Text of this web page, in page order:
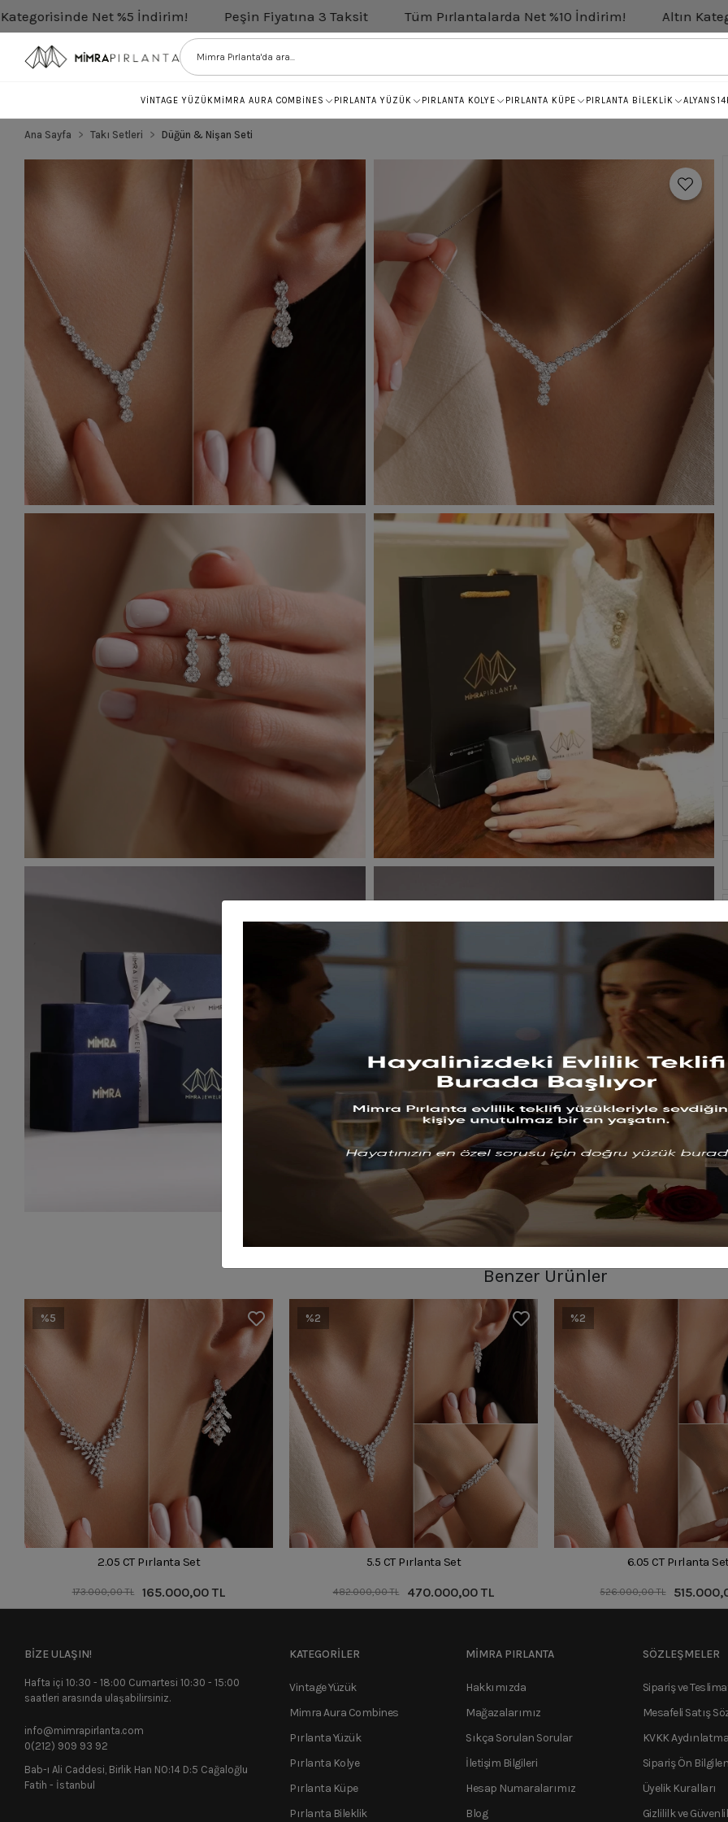
Net %5 İndirim! Peşin Fiyatına 3 Taksit Tüm Pırlantalarda Net %10 İndirim! Altın Kategorisinde
VİNTAGE YÜZÜK MİMRA AURA COMBİNES PIRLANTA YÜZÜK PIRLANTA KOLYE PIRLANTA KÜPE PIRLANTA BİLEKLİK ALYANS
Ana Sayfa Takı Setleri Düğün & Nişan Seti
Benzer Ürünler
%5
2.05 CT Pırlanta Set
173.000,00 TL 165.000,00 TL
%2
5.5 CT Pırlanta Set
482.000,00 TL 470.000,00 TL
%2
6.05 CT Pırlanta
526.000,00 TL
BİZE ULAŞIN!
Hafta içi 10:30 - 18:00 Cumartesi 10:30 - 15:00
saatleri arasında ulaşabilirsiniz.
info@mimrapirlanta.com
0(212) 909 93 92
Bab-ı Ali Caddesi, Birlik Han NO:14 D:5 Cağaloğlu
Fatih - İstanbul
KATEGORİLER
Vintage Yüzük
Mimra Aura Combines
Pırlanta Yüzük
Pırlanta Kolye
Pırlanta Küpe
Pırlanta Bileklik
MİMRA PIRLANTA
Hakkımızda
Mağazalarımız
Sıkça Sorulan Sorular
İletişim Bilgileri
Hesap Numaralarımız
Blog
SÖZLEŞMELER
Sipariş ve
Mesafeli Satış
KVKK
Sipariş Ön
Üyelik Kuralları
Gizlililk ve